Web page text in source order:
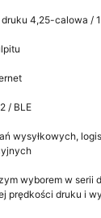
4,25-calowa /
/ BLE
wysyłkowych,
wyborem w serii
prędkości druku i